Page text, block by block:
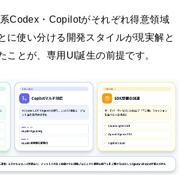
Codex・Copilotがそれぞれ得意領域
に使い分ける開発スタイルが現実解と
ことが、専用UI誕生の前提です。